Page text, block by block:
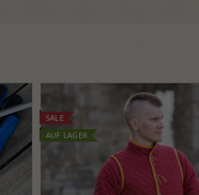
SALE
AUF LAGER